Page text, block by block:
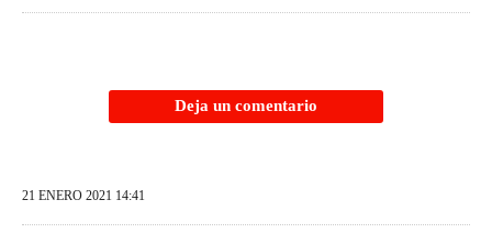
Deja un comentario
21 ENERO 2021 14:41